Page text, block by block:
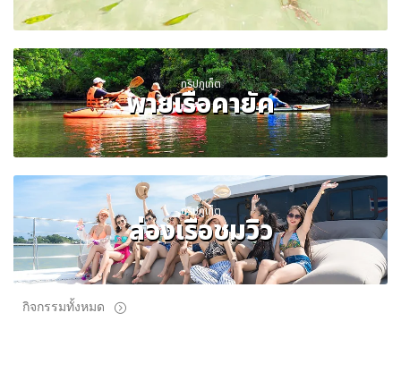
ทริปภูเก็ต
พายเรือคายัค
ทริปภูเก็ต
ล่องเรือชมวิว
กิจกรรมทั้งหมด